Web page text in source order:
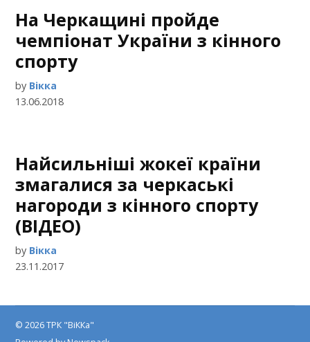
На Черкащині пройде
чемпіонат України з кінного
спорту
by Вікка
13.06.2018
Найсильніші жокеї країни
змагалися за черкаські
нагороди з кінного спорту
(ВІДЕО)
by Вікка
23.11.2017
© 2026 ТРК "ВіККа"